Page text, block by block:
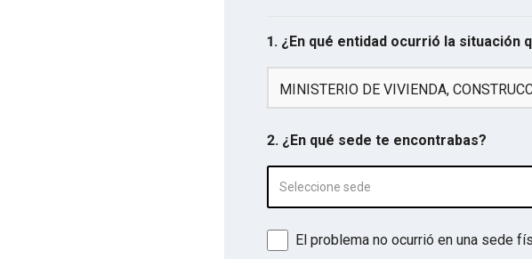
1. ¿En qué entidad ocurrió la situación
MINISTERIO DE VIVIENDA,
2. ¿En qué sede te encontrabas?
Seleccione sede
El problema no ocurrió en una sede